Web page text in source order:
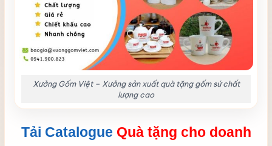
Xưởng Gốm Việt – Xưởng sản xuất quà tặng gốm sứ chất
lượng cao
Tải Catalogue Quà tặng cho doanh